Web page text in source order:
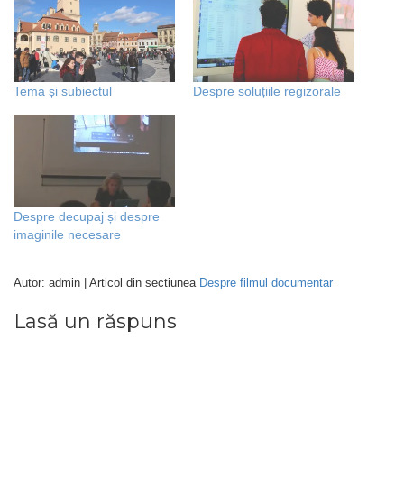
Tema și subiectul Despre soluțiile regizorale
Despre decupaj și despre
imaginile necesare
Autor: admin | Articol din sectiunea Despre filmul documentar
Lasă un răspuns